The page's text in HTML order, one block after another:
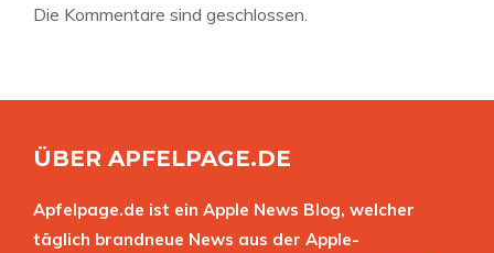
Die Kommentare sind geschlossen.
ÜBER APFELPAGE.DE
Apfelpage.de ist ein Apple News Blog, welcher
täglich brandneue News aus der Apple-